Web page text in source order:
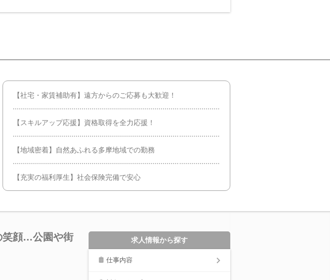
【社宅・家賃補助有】遠方からのご応募も大歓迎！
【スキルアップ応援】資格取得を全力応援！
【地域密着】自然あふれる多摩地域での勤務
【充実の福利厚生】社会保険完備で安心
笑顔…公園や街
求人情報から探す
仕事内容